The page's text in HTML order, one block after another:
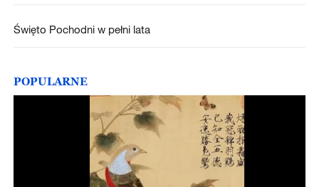
Święto Pochodni w pełni lata
POPULARNE